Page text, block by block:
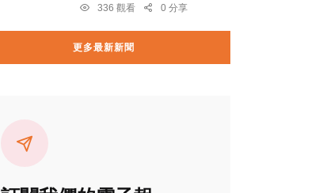
336 觀看
0 分享
更多最新新聞